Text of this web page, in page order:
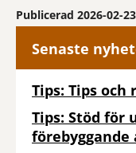
Publicerad 2026-02-23
Senaste
Tips: Tips
Tips: Stöd för